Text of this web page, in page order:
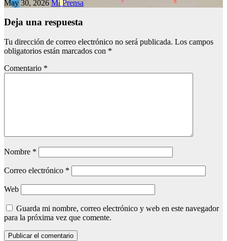
May 30, 2026 Mi Prensa
Deja una respuesta
Tu dirección de correo electrónico no será publicada. Los campos
obligatorios están marcados con *
Comentario *
Nombre *
Correo electrónico *
Web
Guarda mi nombre, correo electrónico y web en este navegador
para la próxima vez que comente.